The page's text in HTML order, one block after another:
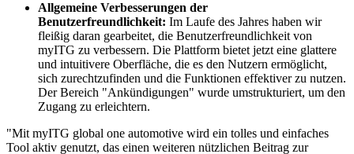
Allgemeine Verbesserungen der
Benutzerfreundlichkeit: Im Laufe des Jahres haben wir
fleißig daran gearbeitet, die Benutzerfreundlichkeit von
myITG zu verbessern. Die Plattform bietet jetzt eine glattere
und intuitivere Oberfläche, die es den Nutzern ermöglicht,
sich zurechtzufinden und die Funktionen effektiver zu nutzen.
Der Bereich "Ankündigungen" wurde umstrukturiert, um den
Zugang zu erleichtern.
"Mit myITG global one automotive wird ein tolles und einfaches
Tool aktiv genutzt, das einen weiteren nützlichen Beitrag zur